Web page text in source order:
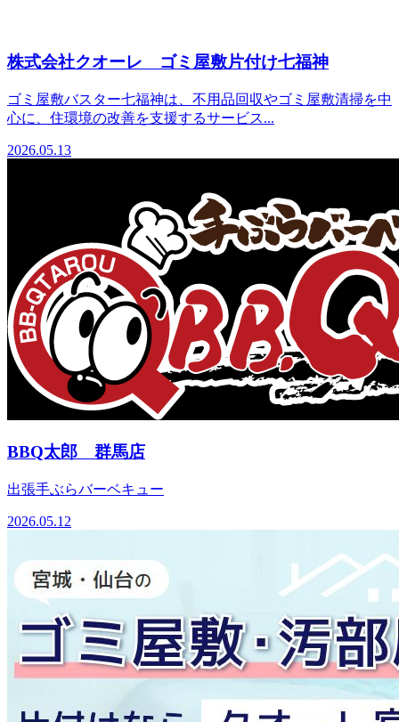
株式会社クオーレ ゴミ屋敷片付け七福神
ゴミ屋敷バスター七福神は、不用品回収やゴミ屋敷清掃を中
心に、住環境の改善を支援するサービス...
2026.05.13
BBQ太郎 群馬店
出張手ぶらバーベキュー
2026.05.12